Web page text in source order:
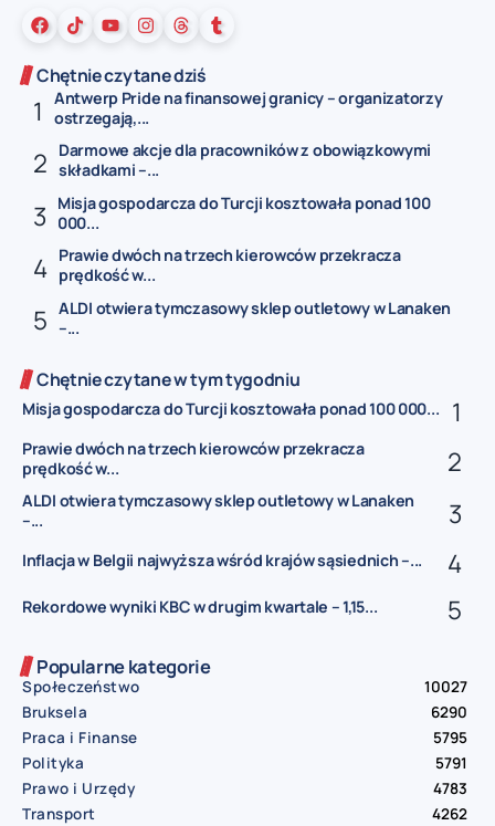
Chętnie czytane dziś
Antwerp Pride na finansowej granicy – organizatorzy
ostrzegają,...
Darmowe akcje dla pracowników z obowiązkowymi
składkami –...
Misja gospodarcza do Turcji kosztowała ponad 100
000...
Prawie dwóch na trzech kierowców przekracza
prędkość w...
ALDI otwiera tymczasowy sklep outletowy w Lanaken
–...
Chętnie czytane w tym tygodniu
Misja gospodarcza do Turcji kosztowała ponad 100 000...
Prawie dwóch na trzech kierowców przekracza
prędkość w...
ALDI otwiera tymczasowy sklep outletowy w Lanaken
–...
Inflacja w Belgii najwyższa wśród krajów sąsiednich –...
Rekordowe wyniki KBC w drugim kwartale – 1,15...
Popularne kategorie
Społeczeństwo
10027
Bruksela
6290
Praca i Finanse
5795
Polityka
5791
Prawo i Urzędy
4783
Transport
4262